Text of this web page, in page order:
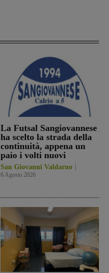
La Futsal Sangiovannese
ha scelto la strada della
continuità, appena un
paio i volti nuovi
San Giovanni Valdarno
6 Agosto 2026